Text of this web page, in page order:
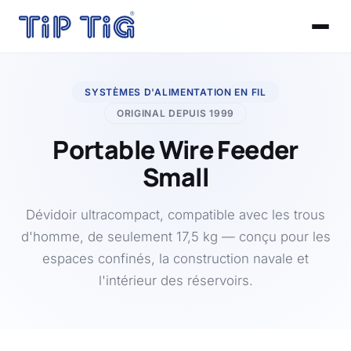
SYSTÈMES D'ALIMENTATION EN FIL
ORIGINAL DEPUIS 1999
Portable Wire Feeder
Small
Dévidoir ultracompact, compatible avec les trous
d'homme, de seulement 17,5 kg — conçu pour les
espaces confinés, la construction navale et
l'intérieur des réservoirs.